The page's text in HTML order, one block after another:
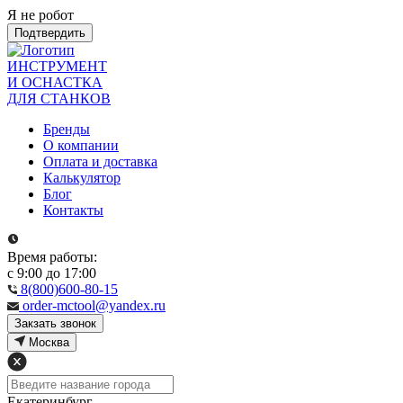
Я не робот
Подтвердить
ИНСТРУМЕНТ
И ОСНАСТКА
ДЛЯ СТАНКОВ
Бренды
О компании
Оплата и доставка
Калькулятор
Блог
Контакты
Время работы:
с 9:00 до 17:00
8(800)600-80-15
order-mctool@yandex.ru
Закзать звонок
Москва